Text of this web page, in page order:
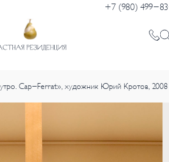
+7 (980) 499-
Cap-Ferrat», художник Юрий Кротов, 2008